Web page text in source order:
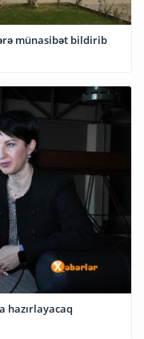
münasibət bildirib
hazırlayacaq